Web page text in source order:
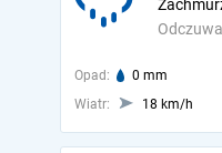
Opad: 0 mm
Wiatr:
18 km/h